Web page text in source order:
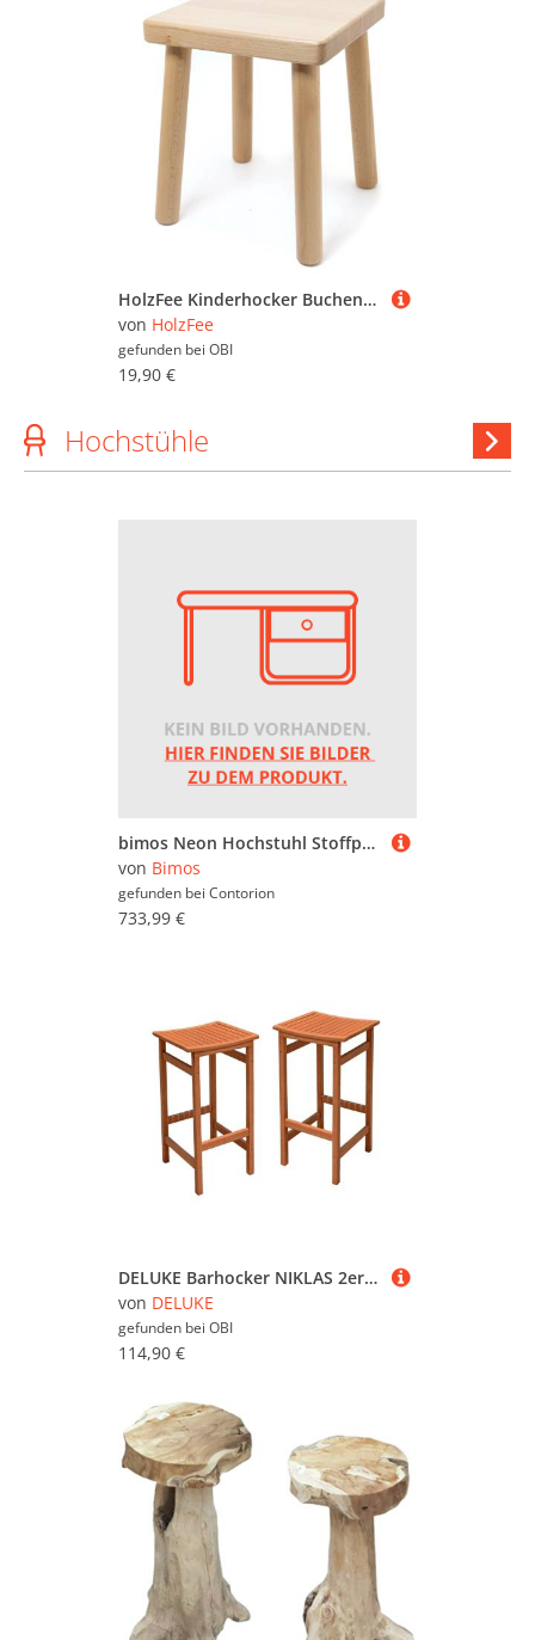
HolzFee Kinderhocker Buchenholz Lackiert Hocker Holz
von HolzFee
gefunden bei OBI
19,90 €
Hochstühle
bimos Neon Hochstuhl Stoffpolster Flexband orange Sitz 590-870 mm Synchrontechnik
von Bimos
gefunden bei Contorion
733,99 €
DELUKE Barhocker NIKLAS 2er Set Eukalyptus Natur 75x38x42cm Barstühle Hochstühle
von DELUKE
gefunden bei OBI
114,90 €